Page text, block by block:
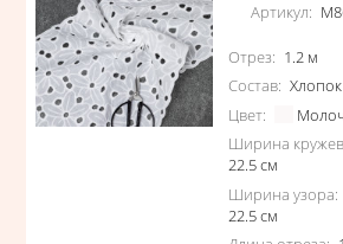
Артикул:
Характеристики
Отрез: 1.2 м
Состав: Хлопок
Цвет:
Ширина
22.5см
Ширина узора:
22.5см